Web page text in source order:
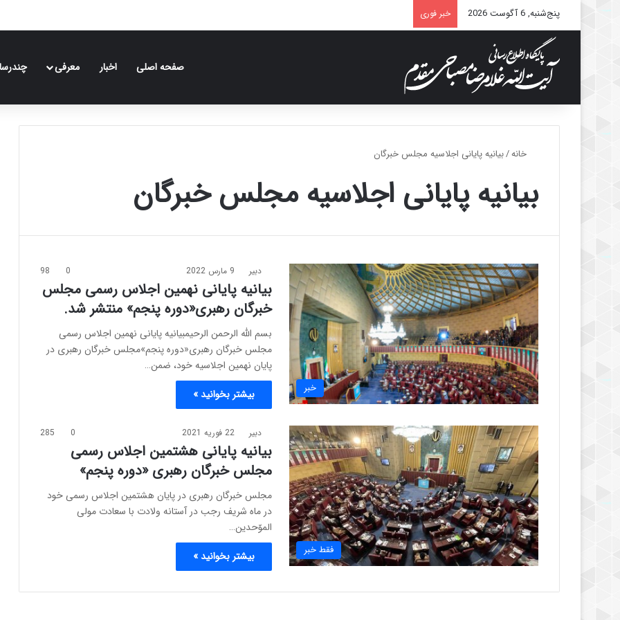
پنج‌شنبه, 6 آگوست 2026 خبر فوری
صفحه اصلی اخبار معرفی
خانه/بیانیه پایانی اجلاسیه مجلس خبرگان
بیانیه پایانی اجلاسیه مجلس خبرگان
خبر
دبیر 9 مارس 2022 0
98
بیانیه پایانی نهمین اجلاس رسمی مجلس
خبرگان رهبری«دوره پنجم» منتشر شد.
بسم الله الرحمن الرحیمبیانیه پایانی نهمین اجلاس رسمی
مجلس خبرگان رهبری«دوره پنجم»مجلس خبرگان رهبری در
پایان نهمین اجلاسیه خود، ضمن…
بیشتر بخوانید »
فقط خبر
دبیر 22 فوریه 2021 0
285
بیانیه پایانی هشتمین اجلاس رسمی
مجلس خبرگان رهبری «دوره پنجم»
مجلس خبرگان رهبری در پایان هشتمین اجلاس رسمی خود
در ماه شریف رجب در آستانه ولادت با سعادت مولی
الموّحدین…
بیشتر بخوانید »